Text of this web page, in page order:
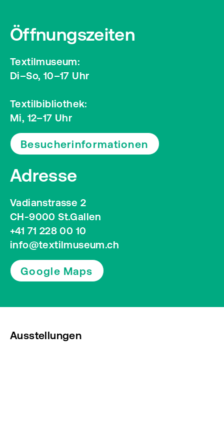
Öffnungszeiten
Textilmuseum:
Di–So, 10–17 Uhr
Textilbibliothek:
Mi, 12–17 Uhr
Besucherinformationen
Adresse
Vadianstrasse 2
CH-9000 St.Gallen
+41 71 228 00 10
info@textilmuseum.ch
Google Maps
Ausstellungen